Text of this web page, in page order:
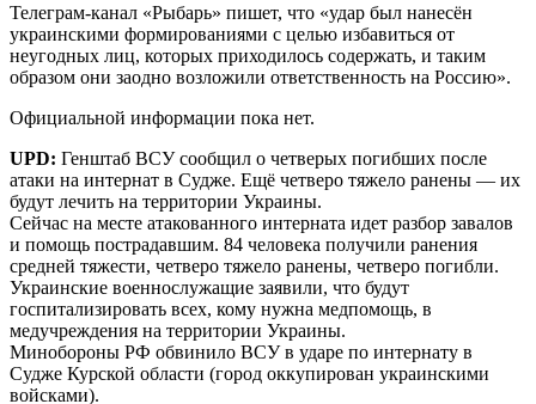
Телеграм-канал «Рыбарь» пишет, что «удар был нанесён
украинскими формированиями с целью избавиться от
неугодных лиц, которых приходилось содержать, и таким
образом они заодно возложили ответственность на Россию».
Официальной информации пока нет.
UPD: Генштаб ВСУ сообщил о четверых погибших после
атаки на интернат в Судже. Ещё четверо тяжело ранены — их
будут лечить на территории Украины.
Сейчас на месте атакованного интерната идет разбор завалов
и помощь пострадавшим. 84 человека получили ранения
средней тяжести, четверо тяжело ранены, четверо погибли.
Украинские военнослужащие заявили, что будут
госпитализировать всех, кому нужна медпомощь, в
медучреждения на территории Украины.
Минобороны РФ обвинило ВСУ в ударе по интернату в
Судже Курской области (город оккупирован украинскими
войсками).